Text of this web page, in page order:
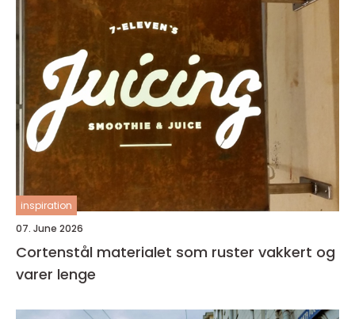
inspiration
07. June 2026
Cortenstål materialet som ruster vakkert og
varer lenge